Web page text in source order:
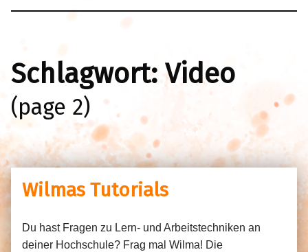
Schlagwort: Video
(page 2)
Wilmas Tutorials
Du hast Fragen zu Lern- und Arbeitstechniken an
deiner Hochschule? Frag mal Wilma! Die